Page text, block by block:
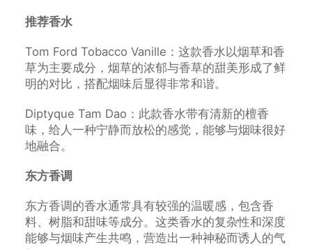
推荐香水
Tom Ford Tobacco Vanille：这款香水以烟草和香
草为主要成分，烟草的浓郁与香草的甜美形成了鲜
明的对比，搭配烟味后显得非常和谐。
Diptyque Tam Dao：此款香水带有清新的檀香
味，给人一种宁静而放松的感觉，能够与烟味很好
地融合。
东方香调
东方香调的香水通常具有较强的温暖感，包含香
料、树脂和甜味等成分。这类香水的复杂性和深度
能够与烟味产生共鸣，营造出一种神秘而诱人的气